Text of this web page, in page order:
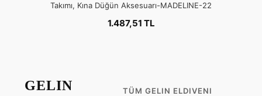
Takımı, Kına Düğün Aksesuarı-MADELINE-22
1.487,51 TL
GELIN
TÜM GELIN ELDIVENI